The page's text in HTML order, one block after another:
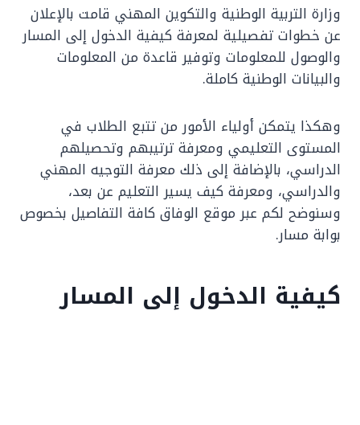
وزارة التربية الوطنية والتكوين المهني قامت بالإعلان
عن خطوات تفصيلية لمعرفة كيفية الدخول إلى المسار
والوصول للمعلومات وتوفير قاعدة من المعلومات
والبيانات الوطنية كاملة.
وهكذا يتمكن أولياء الأمور من تتبع الطلاب في
المستوى التعليمي ومعرفة ترتيبهم وتحصيلهم
الدراسي، بالإضافة إلى ذلك معرفة التوجيه المهني
والدراسي، ومعرفة كيف يسير التعليم عن بعد،
وسنوضح لكم عبر موقع الوفاق كافة التفاصيل بخصوص
بوابة مسار.
كيفية الدخول إلى المسار